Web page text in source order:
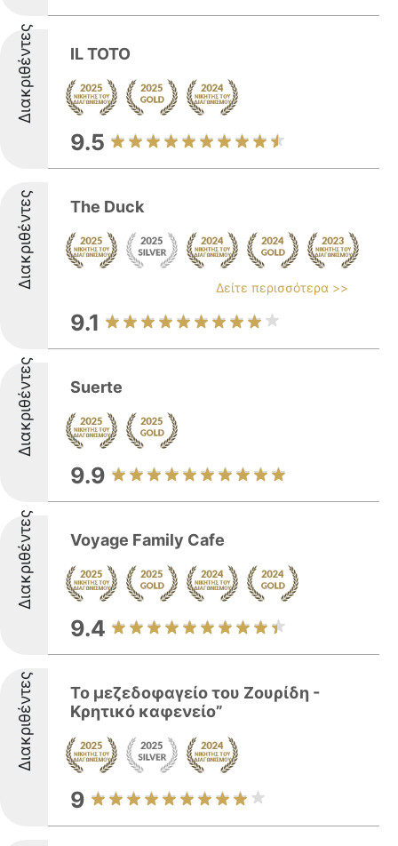
Διακριθέντες IL TOTO
9.5
Διακριθέντες The Duck
Δείτε περισσότερα >>
9.1
Διακριθέντες Suerte
9.9
Διακριθέντες Voyage Family Cafe
9.4
Διακριθέντες
Το μεζεδοφαγείο του Ζουρίδη -
Κρητικό καφενείο”
9